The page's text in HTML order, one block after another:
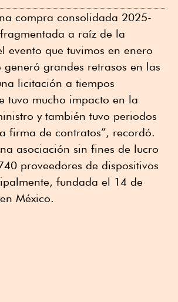
compra consolidada 2025-
a raíz de la
evento que tuvimos en enero
grandes retrasos en las
licitación a tiempos
tuvo mucho impacto en la
y también tuvo periodos
firma de contratos”, recordó.
asociación sin fines de lucro
proveedores de dispositivos
fundada el 14 de
México.